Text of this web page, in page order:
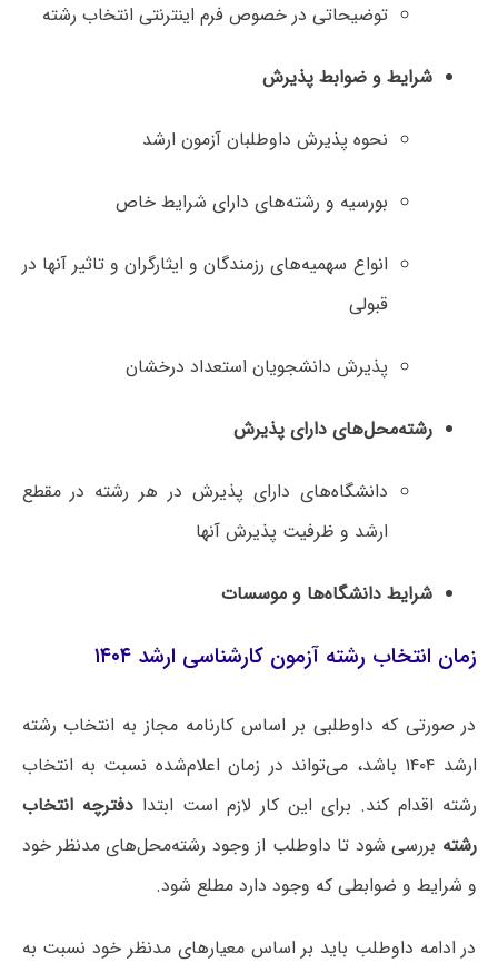
توضیحاتی در خصوص فرم اینترنتی انتخاب رشته
شرایط و ضوابط پذیرش
نحوه پذیرش داوطلبان‌ آزمون ارشد
بورسیه و رشته‌های دارای شرایط خاص
انواع سهمیه‌های رزمندگان و ایثارگران و تاثیر آنها در
قبولی
پذیرش دانشجویان استعداد درخشان
رشته‌محل‌های دارای پذیرش
دانشگاه‌های دارای پذیرش در هر رشته در مقطع
ارشد و ظرفیت پذیرش آنها
شرایط دانشگاه‌ها و موسسات
زمان انتخاب رشته آزمون کارشناسی ارشد ۱۴۰۴
در صورتی که داوطلبی بر اساس کارنامه مجاز به انتخاب رشته
ارشد ۱۴۰۴ باشد، می‌تواند در زمان اعلام‌شده نسبت به انتخاب
رشته اقدام کند. برای این کار لازم است ابتدا دفترچه انتخاب
رشته بررسی شود تا داوطلب از وجود رشته‌محل‌های مدنظر خود
و شرایط و ضوابطی که وجود دارد مطلع شود.
در ادامه داوطلب باید بر اساس معیارهای مدنظر خود نسبت به